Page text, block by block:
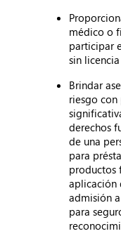
médico o
participar
sin
Brindar
riesgo
derechos
de una
para
productos
aplicación
admisión
para